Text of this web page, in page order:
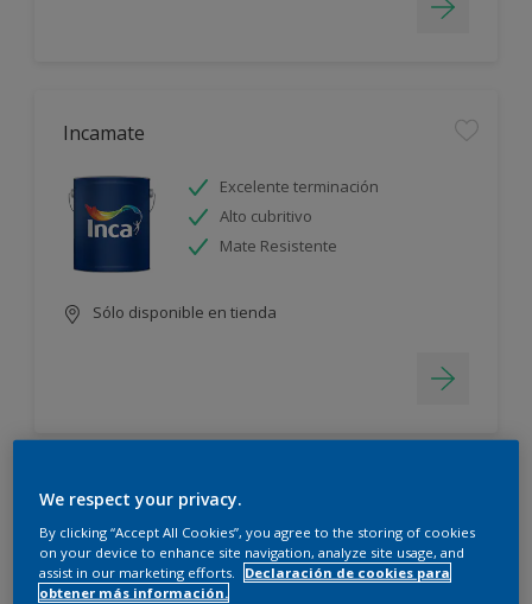
Incamate
Excelente terminación
Alto cubritivo
Mate Resistente
Sólo disponible en tienda
Incalex Toque Sublime Design Mate
Excelente terminación
Alto cubritivo
We respect your privacy.
By clicking “Accept All Cookies”, you agree to the storing of cookies
on your device to enhance site navigation, analyze site usage, and
assist in our marketing efforts.
Declaración de cookies para
obtener más información.